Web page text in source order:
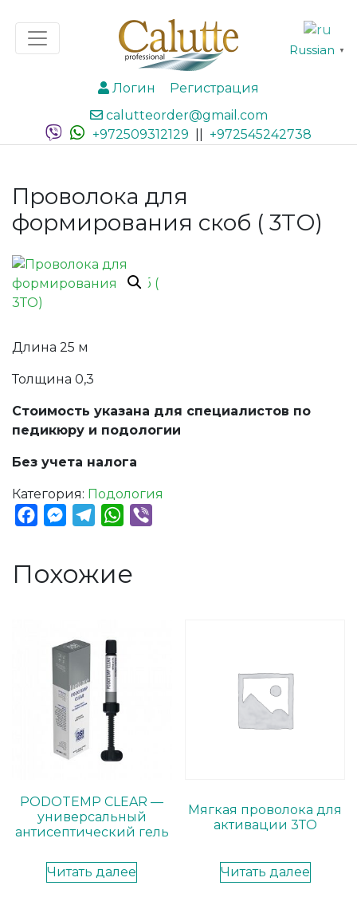
Логин
Регистрация
calutteorder@gmail.com
+972509312129
+972545242738
Russian ▼
Проволока для
формирования скоб ( 3ТО)
Длина 25 м
Толщина 0,3
Стоимость указана для специалистов по
педикюру и подологии
Без учета налога
Категория: Подология
FacebookMessenger
TelegramWhatsApp
Похожие
PODOTEMP CLEAR —
универсальный
антисептический гель
Читать далее
Мягкая проволока для
активации 3ТО
Читать далее